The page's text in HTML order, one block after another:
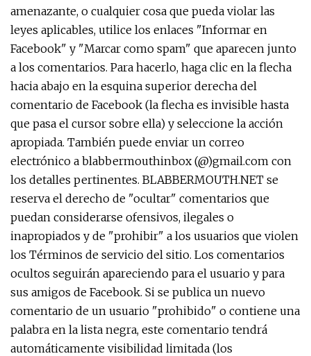
amenazante, o cualquier cosa que pueda violar las
leyes aplicables, utilice los enlaces "Informar en
Facebook" y "Marcar como spam" que aparecen junto
a los comentarios. Para hacerlo, haga clic en la flecha
hacia abajo en la esquina superior derecha del
comentario de Facebook (la flecha es invisible hasta
que pasa el cursor sobre ella) y seleccione la acción
apropiada. También puede enviar un correo
electrónico a blabbermouthinbox (@)gmail.com con
los detalles pertinentes. BLABBERMOUTH.NET se
reserva el derecho de "ocultar" comentarios que
puedan considerarse ofensivos, ilegales o
inapropiados y de "prohibir" a los usuarios que violen
los Términos de servicio del sitio. Los comentarios
ocultos seguirán apareciendo para el usuario y para
sus amigos de Facebook. Si se publica un nuevo
comentario de un usuario "prohibido" o contiene una
palabra en la lista negra, este comentario tendrá
automáticamente visibilidad limitada (los